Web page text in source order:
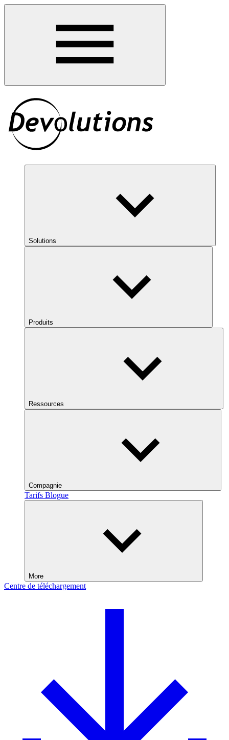
Solutions
Produits
Ressources
Compagnie
Tarifs Blogue
More
Centre de téléchargement